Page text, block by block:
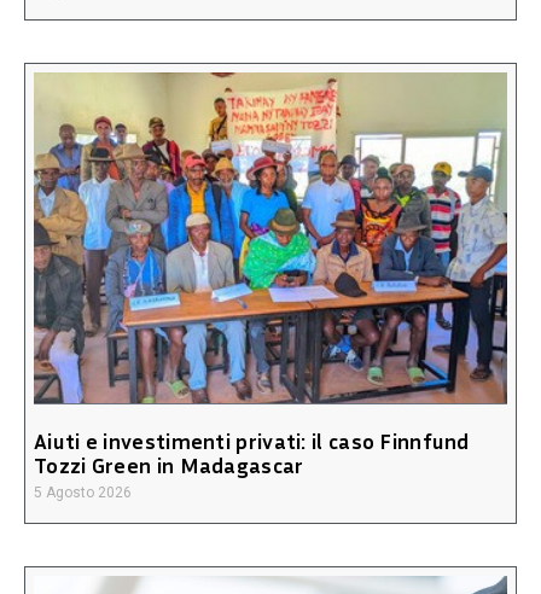
Aiuti e investimenti privati: il caso Finnfund
Tozzi Green in Madagascar
5 Agosto 2026